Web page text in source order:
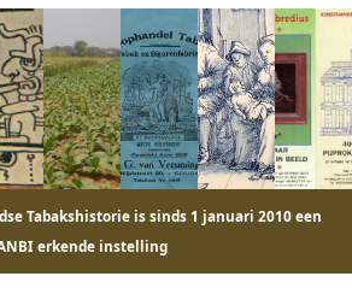
Tabakshistorie is sinds 1 januari 2010 een
erkende instelling